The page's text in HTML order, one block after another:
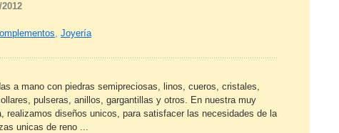
, Joyería
a mano con piedras semipreciosas, linos, cueros, cristales,
pulseras, anillos, gargantillas y otros. En nuestra muy
realizamos diseños unicos, para satisfacer las necesidades de la
unicas de reno ...